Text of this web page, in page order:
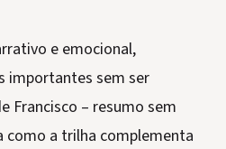
e emocional,
importantes sem ser
Francisco – resumo sem
a trilha complementa